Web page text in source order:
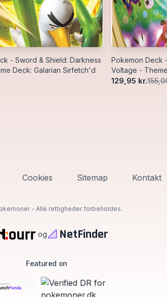
- Sword & Shield: Darkness
Deck: Galarian Sirfetch'd
Pokemon Deck
Voltage -
129,95 kr.
Cookies Sitemap Kontakt
- Alle rettigheder forbeholdes.
og NetFinder
Featured on